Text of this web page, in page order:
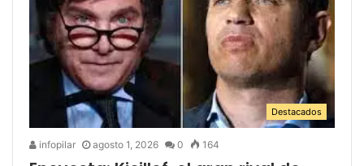
Destacados
infopilar agosto 1, 2026 0 164